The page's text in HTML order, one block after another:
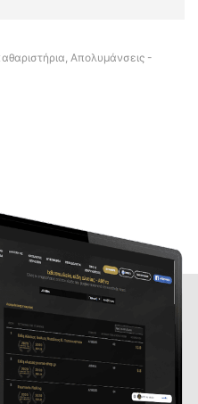
Απολυμάνσεις -